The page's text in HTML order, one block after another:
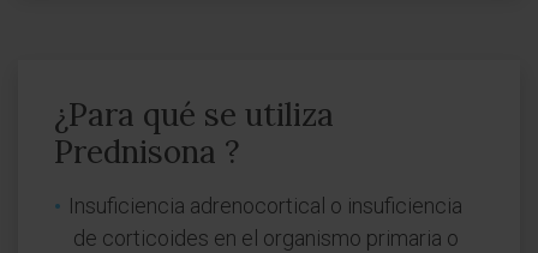
¿Para qué se utiliza
Prednisona ?
Insuficiencia adrenocortical o insuficiencia
de corticoides en el organismo primaria o